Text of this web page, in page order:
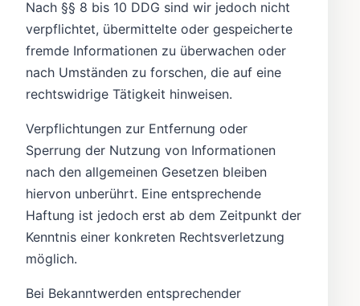
Nach §§ 8 bis 10 DDG sind wir jedoch nicht
verpflichtet, übermittelte oder gespeicherte
fremde Informationen zu überwachen oder
nach Umständen zu forschen, die auf eine
rechtswidrige Tätigkeit hinweisen.
Verpflichtungen zur Entfernung oder
Sperrung der Nutzung von Informationen
nach den allgemeinen Gesetzen bleiben
hiervon unberührt. Eine entsprechende
Haftung ist jedoch erst ab dem Zeitpunkt der
Kenntnis einer konkreten Rechtsverletzung
möglich.
Bei Bekanntwerden entsprechender